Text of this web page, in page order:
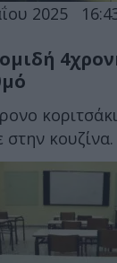
2025
στην κουζίνα.